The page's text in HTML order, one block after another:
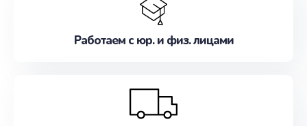
Работаем с юр. и физ. лицами